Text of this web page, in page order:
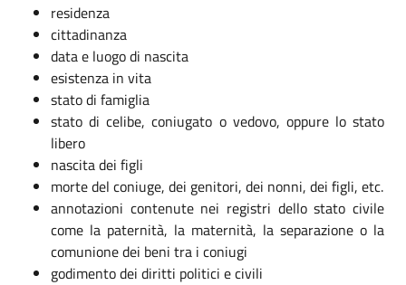
residenza
cittadinanza
data e luogo di nascita
esistenza in vita
stato di famiglia
stato di celibe, coniugato o vedovo, oppure lo stato
libero
nascita dei figli
morte del coniuge, dei genitori, dei nonni, dei figli, etc.
annotazioni contenute nei registri dello stato civile
come la paternità, la maternità, la separazione o la
comunione dei beni tra i coniugi
godimento dei diritti politici e civili